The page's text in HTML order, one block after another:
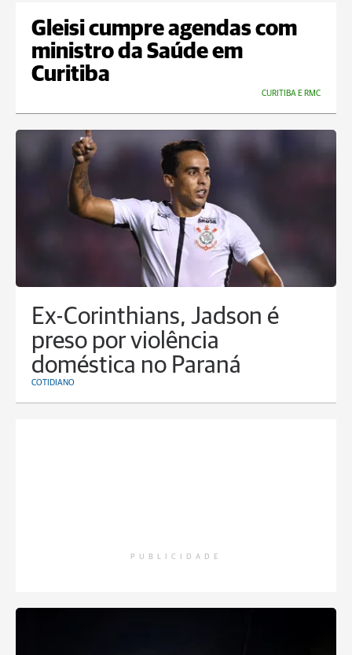
Gleisi cumpre agendas com
ministro da Saúde em
Curitiba
CURITIBA E RMC
Ex-Corinthians, Jadson é
preso por violência
doméstica no Paraná
COTIDIANO
PUBLICIDADE